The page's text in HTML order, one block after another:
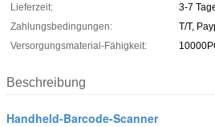
Lieferzeit:
3-7
Zahlungsbedingungen:
T/T,
Versorgungsmaterial-Fähigkeit:
Beschreibung
Handheld-Barcode-Scanner